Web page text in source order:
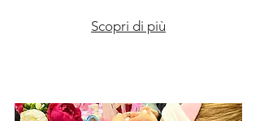
Scopri di più